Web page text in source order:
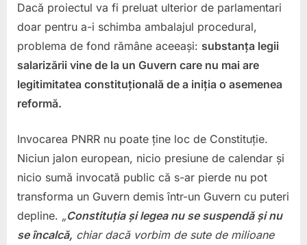
Dacă proiectul va fi preluat ulterior de parlamentari
doar pentru a-i schimba ambalajul procedural,
problema de fond rămâne aceeași: substanța legii
salarizării vine de la un Guvern care nu mai are
legitimitatea constituțională de a iniția o asemenea
reformă.
Invocarea PNRR nu poate ține loc de Constituție.
Niciun jalon european, nicio presiune de calendar și
nicio sumă invocată public că s-ar pierde nu pot
transforma un Guvern demis într-un Guvern cu puteri
depline. „Constituția și legea nu se suspendă și nu
se încalcă, chiar dacă vorbim de sute de milioane